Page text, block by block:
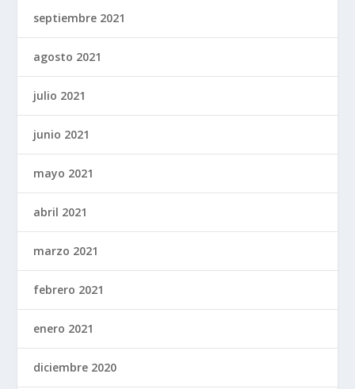
septiembre 2021
agosto 2021
julio 2021
junio 2021
mayo 2021
abril 2021
marzo 2021
febrero 2021
enero 2021
diciembre 2020